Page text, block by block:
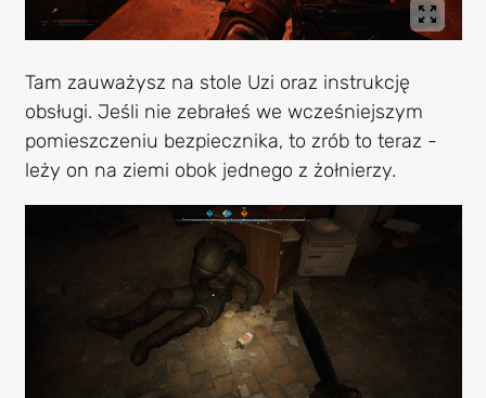
Tam zauważysz na stole Uzi oraz instrukcję
obsługi. Jeśli nie zebrałeś we wcześniejszym
pomieszczeniu bezpiecznika, to zrób to teraz -
leży on na ziemi obok jednego z żołnierzy.